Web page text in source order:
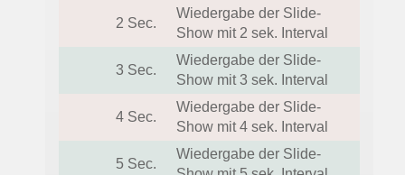
2 Sec.
Wiedergabe der Slide-
Show mit 2 sek. Interval
3 Sec.
Wiedergabe der Slide-
Show mit 3 sek. Interval
4 Sec.
Wiedergabe der Slide-
Show mit 4 sek. Interval
5 Sec.
Wiedergabe der Slide-